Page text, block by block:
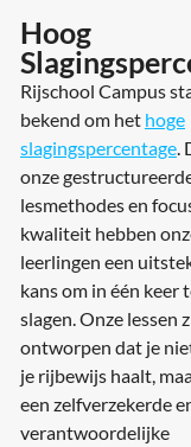
Hoog
Rijschool Campus
bekend om het hoge
slagingspercentage.
onze
lesmethodes en
kwaliteit hebben
leerlingen een
kans om in één keer
slagen. Onze lessen
ontworpen dat je
je rijbewijs haalt,
een zelfverzekerde
verantwoordelijke